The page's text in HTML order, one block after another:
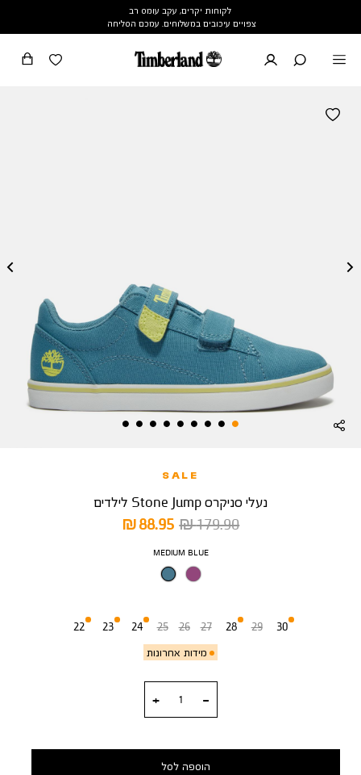
לקוחות יקרים, עקב עומס רב
צפויים עיכובים במשלוחים. עמכם הסליחה
SALE
נעלי סניקרס Stone Jump לילדים
מחיר
מוצר
88.95 ₪
מחיר
179.90 ₪
צבע
MEDIUM BLUE
22
מידות אחרונות
23 24 25 26 27 28 29 30
הוספה לסל